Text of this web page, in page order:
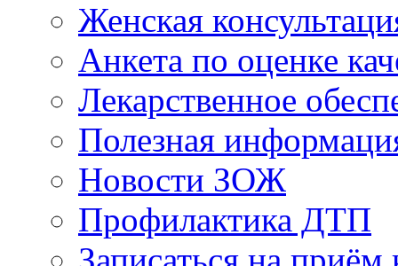
Женская
Анкета по оценке
Лекарственное
Полезная
Новости ЗОЖ
Профилактика ДТП